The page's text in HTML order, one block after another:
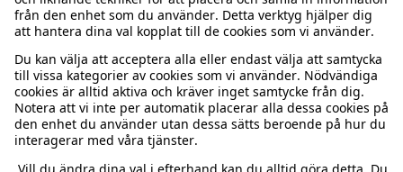
Kundservice
Vanliga frågor
Beställning & retur
Kontakta oss
Kappahl Club
Logga in
Kappahl Club
Medlemsvillkor
Om oss
Om Kappahl Group
Villkor & policy
Köpvillkor Sverige
Mer från oss